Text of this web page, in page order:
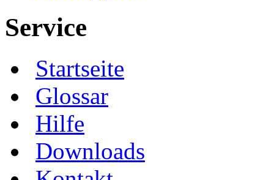
Service
Startseite
Glossar
Hilfe
Downloads